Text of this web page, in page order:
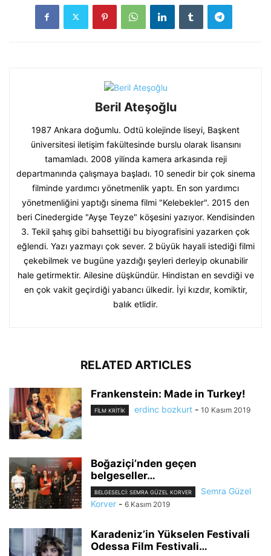
Beril Ateşoğlu
1987 Ankara doğumlu. Odtü kolejinde liseyi, Başkent
üniversitesi iletişim fakültesinde burslu olarak lisansını
tamamladı. 2008 yilinda kamera arkasında reji
departmanında çalışmaya başladı. 10 senedir bir çok sinema
filminde yardımcı yönetmenlik yaptı. En son yardımcı
yönetmenliğini yaptığı sinema filmi "Kelebekler". 2015 den
beri Cinedergide "Ayşe Teyze" köşesini yazıyor. Kendisinden
3. Tekil şahış gibi bahsettiği bu biyografisini yazarken çok
eğlendi. Yazı yazmayı çok sever. 2 büyük hayali istediği filmi
çekebilmek ve bugüne yazdığı şeyleri derleyip okunabilir
hale getirmektir. Ailesine düşkündür. Hindistan en sevdiği ve
en çok vakit geçirdiği yabancı ülkedir. İyi kızdır, komiktir,
balık etlidir.
RELATED ARTICLES
Frankenstein: Made in Turkey!
FILM KRITIK erdinc bozkurt - 10 Kasım 2019
Boğaziçi’nden geçen
belgeseller…
BELGESELCI: SEMRA GÜZEL KORVER
Semra Güzel
Korver - 6 Kasım 2019
Karadeniz’in Yükselen Festivali
Odessa Film Festivali…